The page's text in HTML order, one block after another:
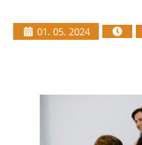
01. 05. 2024